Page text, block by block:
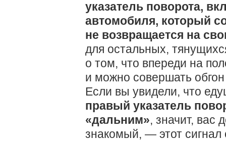
указатель поворота,
автомобиля, который
не возвращается на
для остальных,
о том, что впереди на
и можно совершать
Если вы увидели, что
правый указатель
«дальним», значит, вас
знакомый, — этот сигнал